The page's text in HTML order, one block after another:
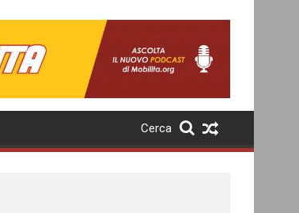
Cerca